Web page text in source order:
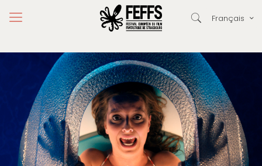
Français